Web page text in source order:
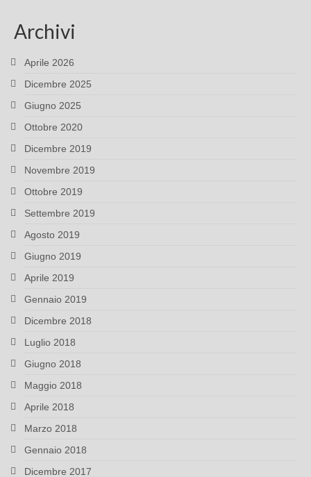
Archivi
Aprile 2026
Dicembre 2025
Giugno 2025
Ottobre 2020
Dicembre 2019
Novembre 2019
Ottobre 2019
Settembre 2019
Agosto 2019
Giugno 2019
Aprile 2019
Gennaio 2019
Dicembre 2018
Luglio 2018
Giugno 2018
Maggio 2018
Aprile 2018
Marzo 2018
Gennaio 2018
Dicembre 2017